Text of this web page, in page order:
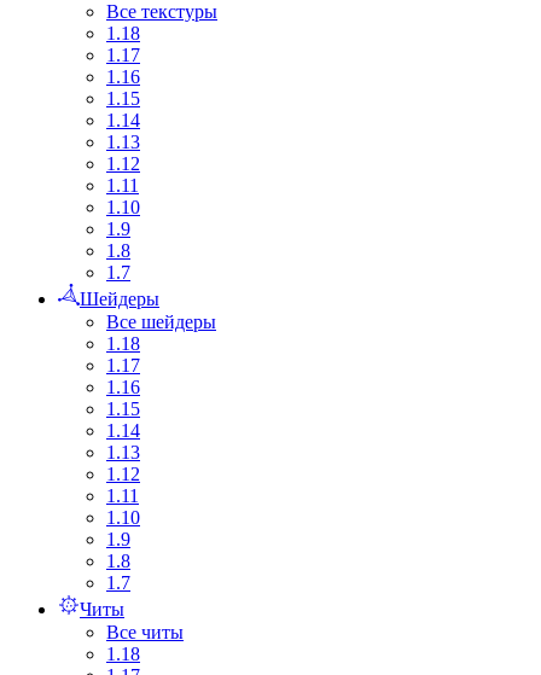
Все текстуры
1.18
1.17
1.16
1.15
1.14
1.13
1.12
1.11
1.10
1.9
1.8
1.7
Шейдеры
Все шейдеры
1.18
1.17
1.16
1.15
1.14
1.13
1.12
1.11
1.10
1.9
1.8
1.7
Читы
Все читы
1.18